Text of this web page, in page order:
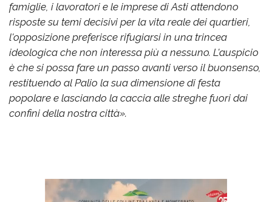
famiglie, i lavoratori e le imprese di Asti attendono
risposte su temi decisivi per la vita reale dei quartieri,
l'opposizione preferisce rifugiarsi in una trincea
ideologica che non interessa più a nessuno. L'auspicio
è che si possa fare un passo avanti verso il buonsenso,
restituendo al Palio la sua dimensione di festa
popolare e lasciando la caccia alle streghe fuori dai
confini della nostra città».